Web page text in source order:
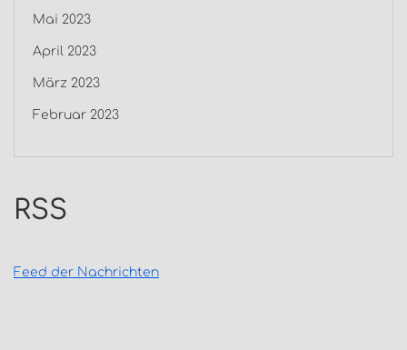
Mai 2023
April 2023
März 2023
Februar 2023
RSS
Feed der Nachrichten